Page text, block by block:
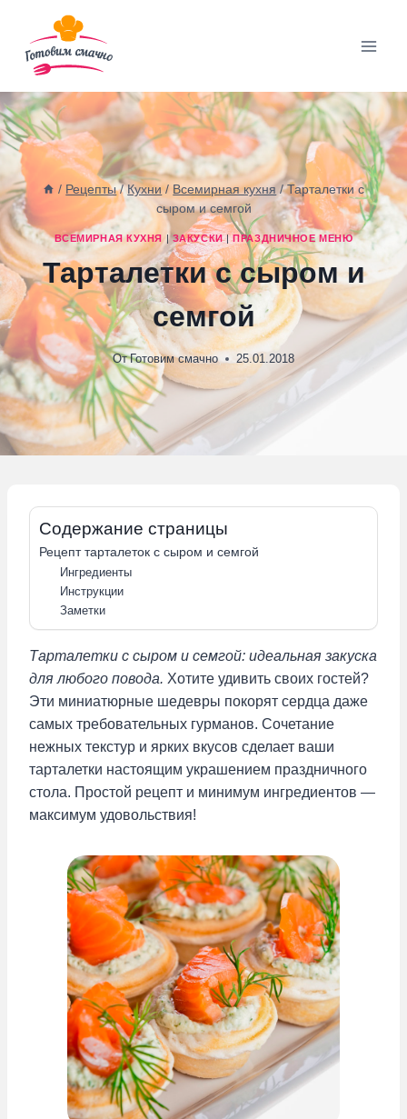
содержимому
/ Рецепты / Кухни / Всемирная кухня / Тарталетки с
сыром и семгой
ВСЕМИРНАЯ КУХНЯ |ЗАКУСКИ|ПРАЗДНИЧНОЕ МЕНЮ
Тарталетки с сыром и
семгой
От Готовим смачно 25.01.2018
Содержание страницы
Рецепт тарталеток с сыром и семгой
Ингредиенты
Инструкции
Заметки
Тарталетки с сыром и семгой: идеальная закуска
для любого повода. Хотите удивить своих гостей?
Эти миниатюрные шедевры покорят сердца даже
самых требовательных гурманов. Сочетание
нежных текстур и ярких вкусов сделает ваши
тарталетки настоящим украшением праздничного
стола. Простой рецепт и минимум ингредиентов —
максимум удовольствия!